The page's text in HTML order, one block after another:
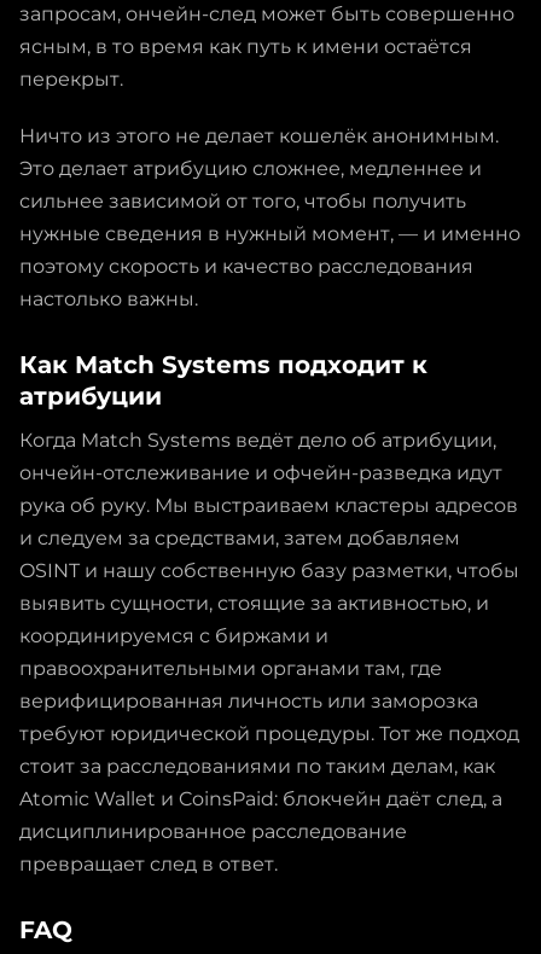
запросам, ончейн-след может быть совершенно
ясным, в то время как путь к имени остаётся
перекрыт.
Ничто из этого не делает кошелёк анонимным.
Это делает атрибуцию сложнее, медленнее и
сильнее зависимой от того, чтобы получить
нужные сведения в нужный момент, — и именно
поэтому скорость и качество расследования
настолько важны.
Как Match Systems подходит к
атрибуции
Когда Match Systems ведёт дело об атрибуции,
ончейн-отслеживание и офчейн-разведка идут
рука об руку. Мы выстраиваем кластеры адресов
и следуем за средствами, затем добавляем
OSINT и нашу собственную базу разметки, чтобы
выявить сущности, стоящие за активностью, и
координируемся с биржами и
правоохранительными органами там, где
верифицированная личность или заморозка
требуют юридической процедуры. Тот же подход
стоит за расследованиями по таким делам, как
Atomic Wallet и CoinsPaid: блокчейн даёт след, а
дисциплинированное расследование
превращает след в ответ.
FAQ